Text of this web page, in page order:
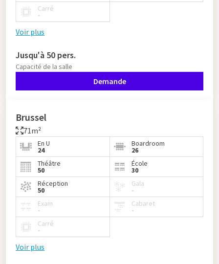
Carré
-
Voir plus
Jusqu'à 50 pers.
Capacité de la salle
Demande
Brussel
71m²
En U
24
Boardroom
26
Théâtre
50
École
30
Réception
50
Gala
-
Exam
-
Cabaret
-
Carré
-
Voir plus